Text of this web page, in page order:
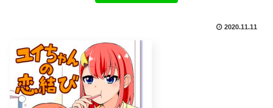
2020.11.11